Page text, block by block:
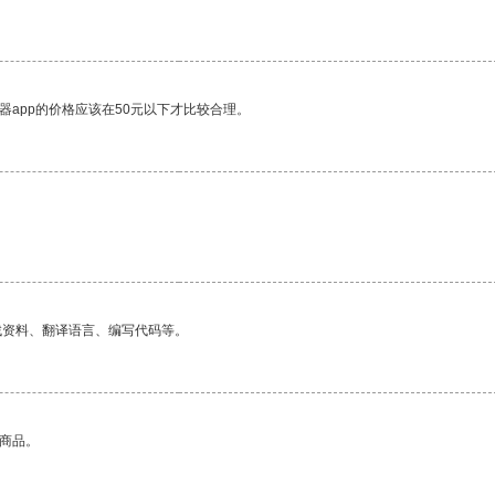
app的价格应该在50元以下才比较合理。
料、翻译语言、编写代码等。
品。